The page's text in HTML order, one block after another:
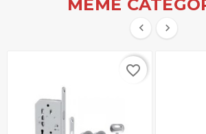
MÊME
 
favorite_border